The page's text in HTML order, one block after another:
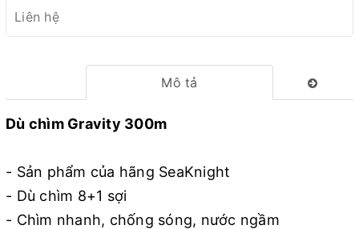
Liên hệ
Mô tả
Dù chìm Gravity 300m
- Sản phẩm của hãng SeaKnight
- Dù chìm 8+1 sợi
- Chìm nhanh, chống sóng, nước ngầm